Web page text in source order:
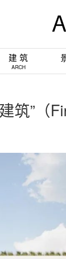
建 筑
ARCH
筑”（